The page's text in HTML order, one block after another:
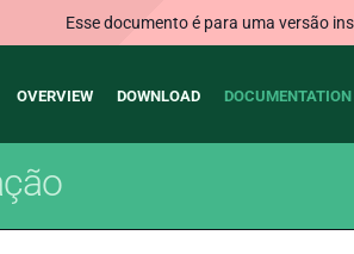
Esse documento é para uma versão
Main
OVERVIEW DOWNLOAD DOCUMENTATION